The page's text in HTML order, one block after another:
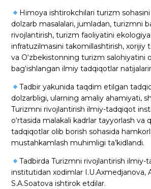
Himoya ishtirokchilari turizm
dolzarb masalalari, jumladan, turizmni
rivojlantirish, turizm faoliyatini
infratuzilmasini takomillashtirish, xorijiy
va O‘zbekistonning turizm salohiyatini
bag‘ishlangan ilmiy tadqiqotlar
Tadbir yakunida taqdim etilgan
dolzarbligi, ularning amaliy ahamiyati,
Turizmni rivojlantirish ilmiy-tadqiqot
o‘rtasida malakali kadrlar tayyorlash va
tadqiqotlar olib borish sohasida
mustahkamlash muhimligi ta’kidlandi.
Tadbirda Turizmni rivojlantirish ilmiy-
institutidan xodimlar I.U.Axmedjanova,
S.A.Soatova ishtirok etdilar.